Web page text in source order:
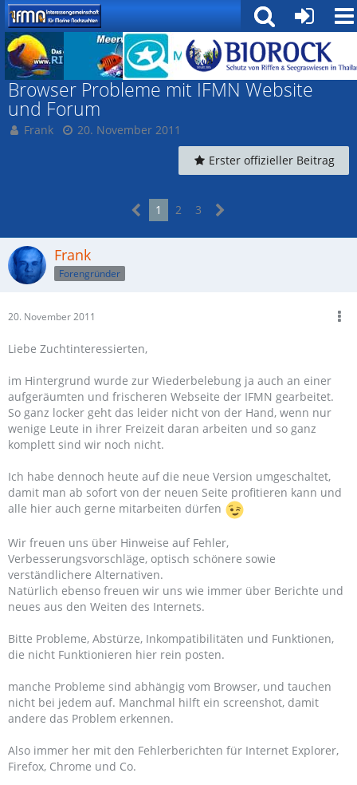
Rund um die IfMN
Browser Probleme mit IFMN Website
und Forum
Frank
20. November 2011
Erster offizieller Beitrag
1 2 3
Frank
Forengründer
20. November 2011
Liebe Zuchtinteressierten,
im Hintergrund wurde zur Wiederbelebung ja auch an einer
aufgeräumten und frischeren Webseite der IFMN gearbeitet.
So ganz locker geht das leider nicht von der Hand, wenn nur
wenige Leute in ihrer Freizeit daran arbeiten und so ganz
komplett sind wir noch nicht.
Ich habe dennoch heute auf die neue Version umgeschaltet,
damit man ab sofort von der neuen Seite profitieren kann und
alle hier auch gerne mitarbeiten dürfen
Wir freuen uns über Hinweise auf Fehler,
Verbesserungsvorschläge, optisch schönere sowie
verständlichere Alternativen.
Natürlich ebenso freuen wir uns wie immer über Berichte und
neues aus den Weiten des Internets.
Bitte Probleme, Abstürze, Inkompatibilitäten und Funktionen,
die nicht Funktionieren hier rein posten.
manche Probleme sind abhängig vom Browser, und tauchen
nicht bei jedem auf. Manchmal hilft ein screenshot, damit
andere das Problem erkennen.
Also immer her mit den Fehlerberichten für Internet Explorer,
Firefox, Chrome und Co.